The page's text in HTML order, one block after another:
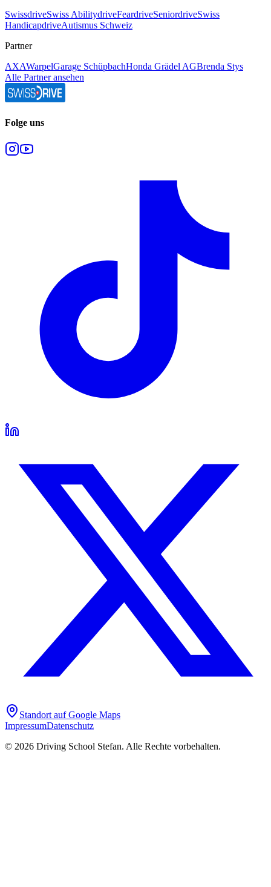
SwissdriveSwiss AbilitydriveFeardriveSeniordriveSwiss
HandicapdriveAutismus Schweiz
Partner
AXAWarpelGarage SchüpbachHonda Grädel AGBrenda Stys
Alle Partner ansehen
Folge uns
Standort auf Google Maps
ImpressumDatenschutz
© 2026 Driving School Stefan. Alle Rechte vorbehalten.